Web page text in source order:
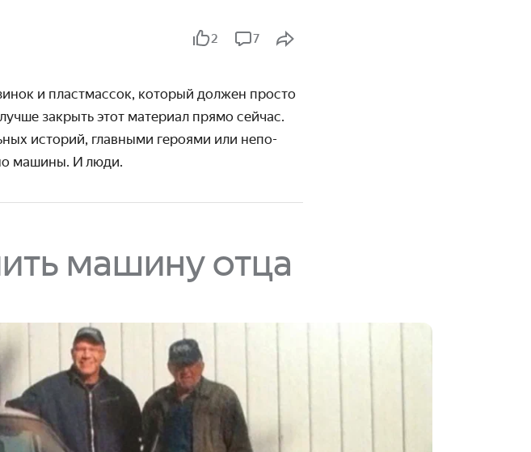
2 7
и пласт­массок, который должен просто
закрыть этот материал прямо сейчас.
историй, главными героями или непо­
машины. И люди.
машину отца